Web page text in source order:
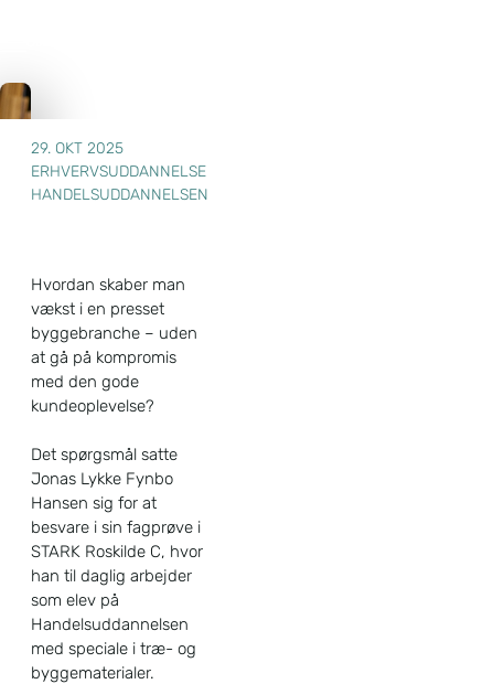
29. OKT 2025
ERHVERVSUDDANNELSE
HANDELSUDDANNELSEN
Hvordan skaber man
vækst i en presset
byggebranche – uden
at gå på kompromis
med den gode
kundeoplevelse?
Det spørgsmål satte
Jonas Lykke Fynbo
Hansen sig for at
besvare i sin fagprøve i
STARK Roskilde C, hvor
han til daglig arbejder
som elev på
Handelsuddannelsen
med speciale i træ- og
byggematerialer.